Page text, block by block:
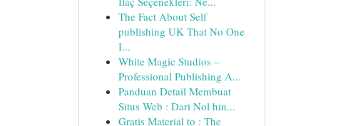
The Fact About Self
publishing UK That No One
I...
White Magic Studios –
Professional Publishing A...
Panduan Detail Membuat
Situs Web : Dari Nol hin...
Gratis Material to : The